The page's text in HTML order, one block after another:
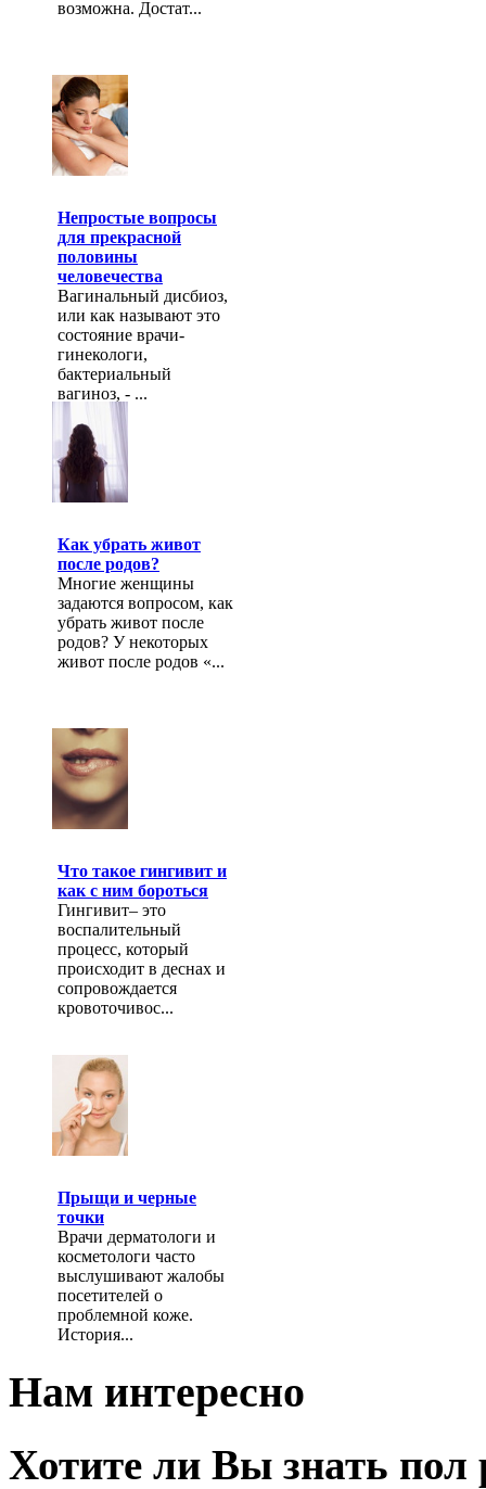
возможна. Достат...
Непростые вопросы
для прекрасной
половины
человечества
Вагинальный дисбиоз,
или как называют это
состояние врачи-
гинекологи,
бактериальный
вагиноз, - ...
Как убрать живот
после родов?
Многие женщины
задаются вопросом, как
убрать живот после
родов? У некоторых
живот после родов «...
Что такое гингивит и
как с ним бороться
Гингивит– это
воспалительный
процесс, который
происходит в деснах и
сопровождается
кровоточивос...
Прыщи и черные
точки
Врачи дерматологи и
косметологи часто
выслушивают жалобы
посетителей о
проблемной коже.
История...
Нам интересно
Хотите ли Вы знать